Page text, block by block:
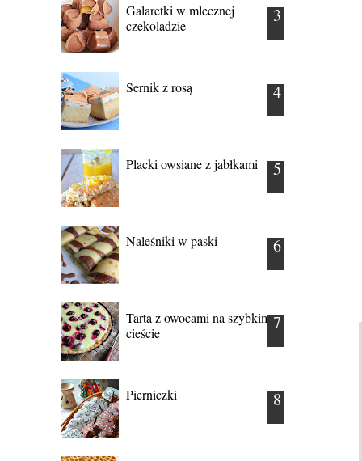
Galaretki w mlecznej
czekoladzie
Sernik z rosą
Placki owsiane z jabłkami
Naleśniki w paski
Tarta z owocami na szybkim
cieście
Pierniczki